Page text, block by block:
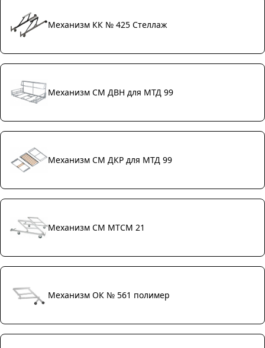
Механизм КК № 425 Стеллаж
Механизм СМ ДВН для МТД 99
Механизм СМ ДКР для МТД 99
Механизм СМ МТСМ 21
Механизм ОК № 561 полимер